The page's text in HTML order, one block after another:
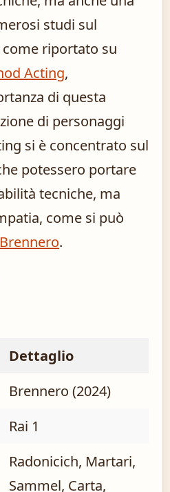
studi sul
riportato su
Acting,
di questa
di personaggi
si è concentrato sul
potessero portare
tecniche, ma
come si può
.
Dettaglio
Brennero (2024)
Rai 1
Radonicich, Martari,
Sammel, Carta,